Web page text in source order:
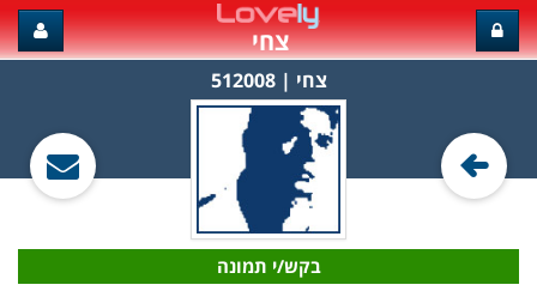
צחי
צחי‏ | 512008
בקש/י תמונה